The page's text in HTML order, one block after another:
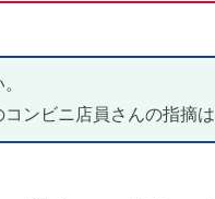
コンビニ店員さんの指摘